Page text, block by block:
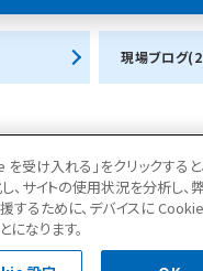
現場ブログ
せ・ご相談は
を受け入れる」をクリックすると
、サイトの使用状況を分析し、
するために、デバイスに
になります。